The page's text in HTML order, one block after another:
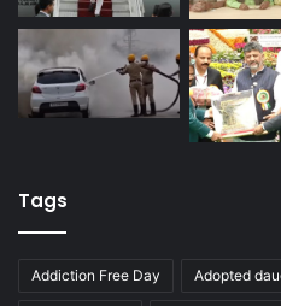
Tags
Addiction Free Day Adopted